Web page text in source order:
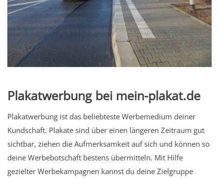
Plakatwerbung bei mein-plakat.de
Plakatwerbung ist das beliebteste Werbemedium deiner
Kundschaft. Plakate sind über einen längeren Zeitraum gut
sichtbar, ziehen die Aufmerksamkeit auf sich und können so
deine Werbebotschaft bestens übermitteln. Mit Hilfe
gezielter Werbekampagnen kannst du deine Zielgruppe